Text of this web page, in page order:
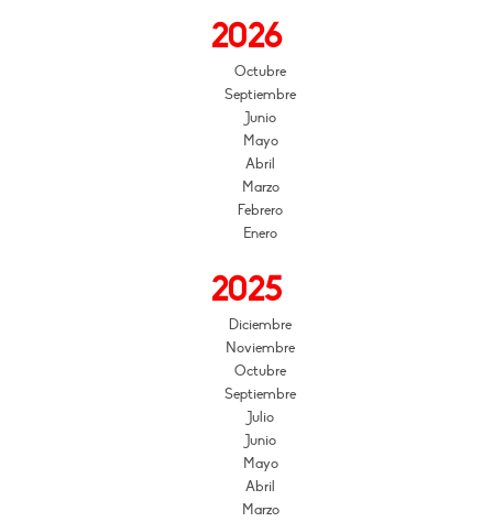
2026
Octubre
Septiembre
Junio
Mayo
Abril
Marzo
Febrero
Enero
2025
Diciembre
Noviembre
Octubre
Septiembre
Julio
Junio
Mayo
Abril
Marzo